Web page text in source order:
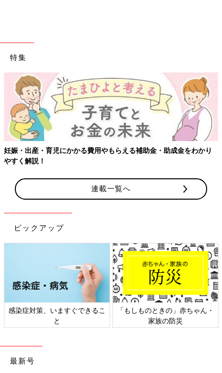
特集
妊娠・出産・育児にかかる費用やもらえる補助金・助成金をわかり
やすく解説！
連載一覧へ
ピックアップ
感染症対策、いますぐできるこ
と
「もしものときの」赤ちゃん・
家族の防災
最新号